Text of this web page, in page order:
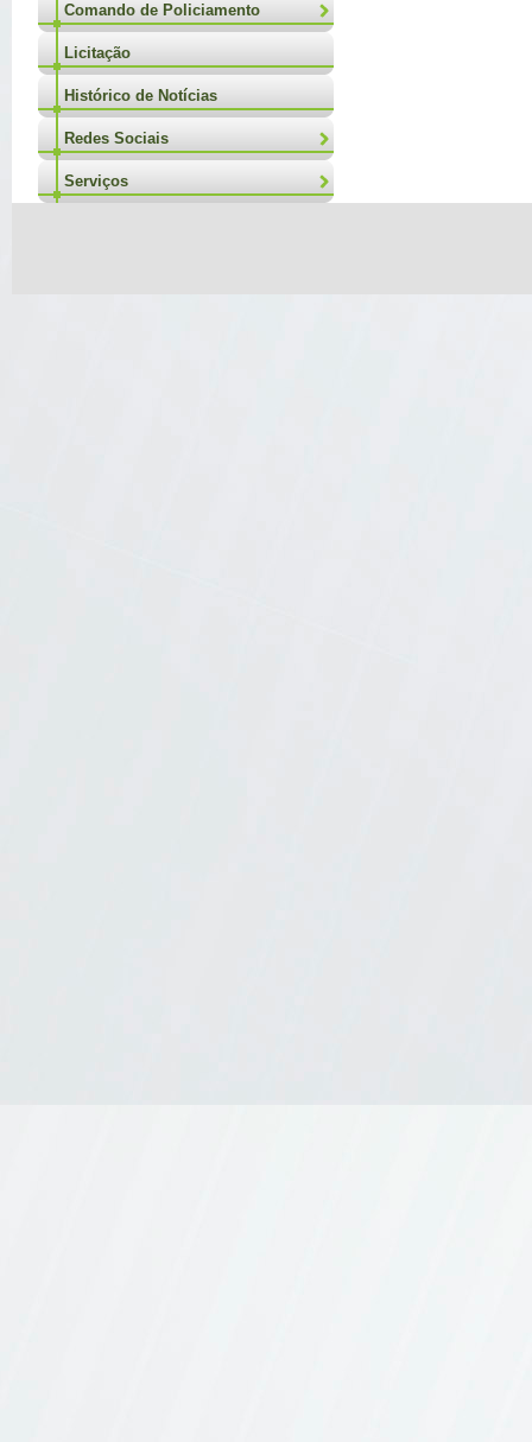
Comando de Policiamento
Licitação
Histórico de Notícias
Redes Sociais
Serviços